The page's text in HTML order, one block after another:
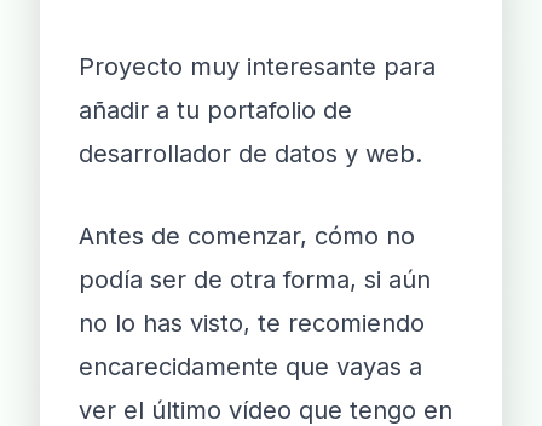
Proyecto muy interesante para
añadir a tu portafolio de
desarrollador de datos y web.
Antes de comenzar, cómo no
podía ser de otra forma, si aún
no lo has visto, te recomiendo
encarecidamente que vayas a
ver el último vídeo que tengo en